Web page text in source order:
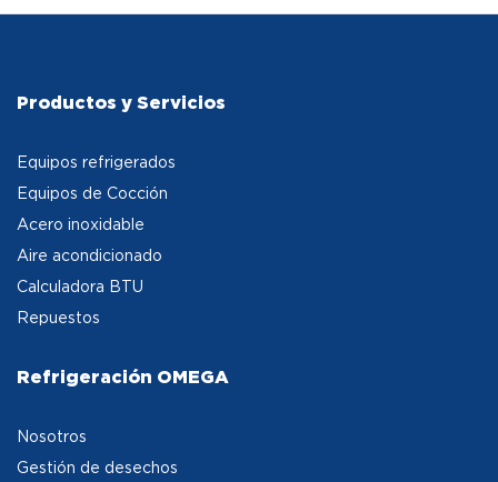
Productos y Servicios
Equipos refrigerados
Equipos de Cocción
Acero inoxidable
Aire acondicionado
Calculadora BTU
Repuestos
Refrigeración OMEGA
Nosotros
Gestión de desechos